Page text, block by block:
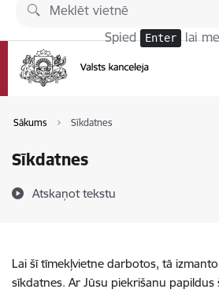
Pāriet uz lapas saturu
Spied Enter lai
Sākums Sīkdatnes
Sīkdatnes
Atskaņot tekstu
Lai šī tīmekļvietne darbotos, tā
sīkdatnes. Ar Jūsu piekrišanu papildus